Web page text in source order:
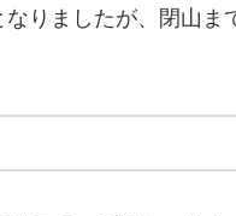
なりましたが、閉山